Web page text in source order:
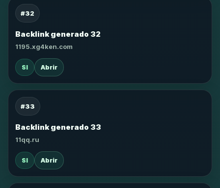
#32
Backlink generado 32
1195.xg4ken.com
SI Abrir
#33
Backlink generado 33
11qq.ru
SI Abrir